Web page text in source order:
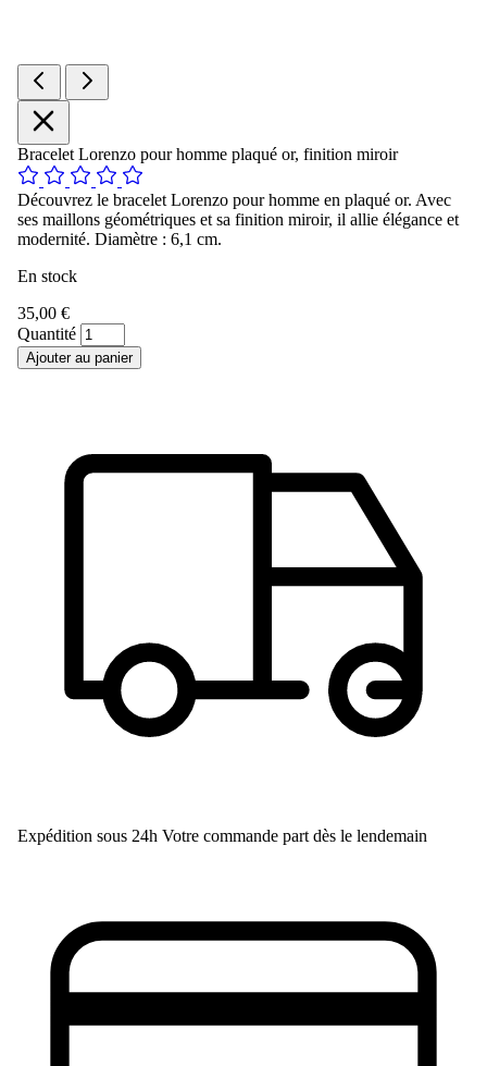
Bracelet Lorenzo pour homme plaqué or, finition miroir
Découvrez le bracelet Lorenzo pour homme en plaqué or. Avec
ses maillons géométriques et sa finition miroir, il allie élégance et
modernité. Diamètre : 6,1 cm.
En stock
35,00 €
Quantité
Ajouter au panier
Expédition sous 24h Votre commande part dès le lendemain